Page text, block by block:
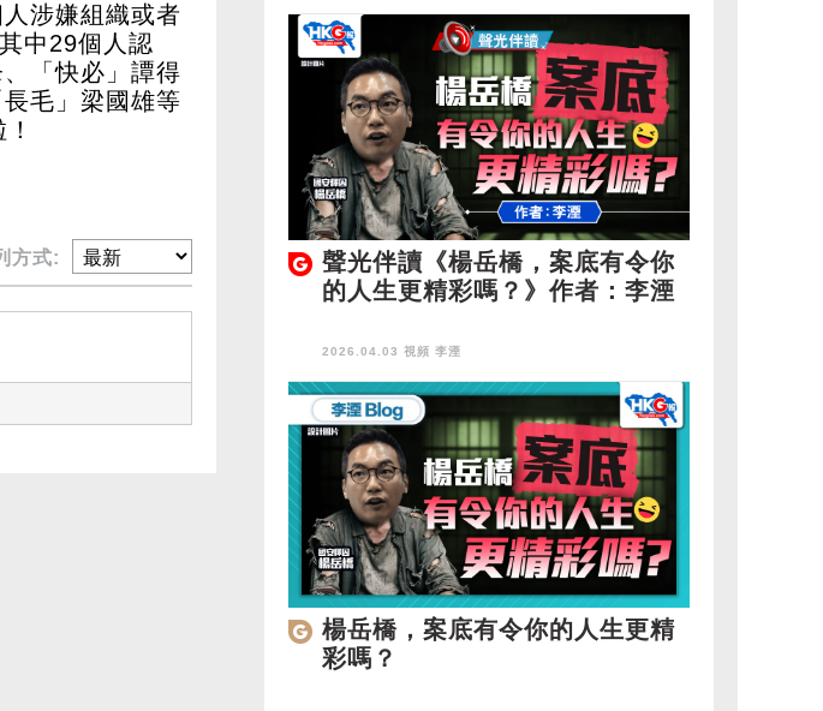
涉嫌組織或者
中29個人認
「快必」譚得
毛」梁國雄等
方式:
聲光伴讀《楊岳橋，案底有令你
的人生更精彩嗎？》作者：李湮
2026.04.03 視頻 李湮
楊岳橋，案底有令你的人生更精
彩嗎？